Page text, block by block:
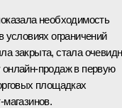
необходимость
ограничений
закрыта, стала
продаж в первую
площадках